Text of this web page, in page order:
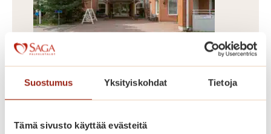
Suostumus Yksityiskohdat Tietoja
Tämä sivusto käyttää evästeitä
Dosentinrinne
Vuonna 2009 valmistunut
laajennusosa, jossa on 58 asuntoa